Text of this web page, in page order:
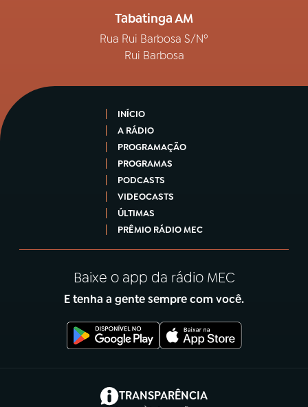
Tabatinga AM
Rua Rui Barbosa S/Nº
Rui Barbosa
INÍCIO
A RÁDIO
PROGRAMAÇÃO
PROGRAMAS
PODCASTS
VIDEOCASTS
ÚLTIMAS
PRÊMIO RÁDIO MEC
Baixe o app da rádio MEC
E tenha a gente sempre com você.
TRANSPARÊNCIA
(abre em nova aba)